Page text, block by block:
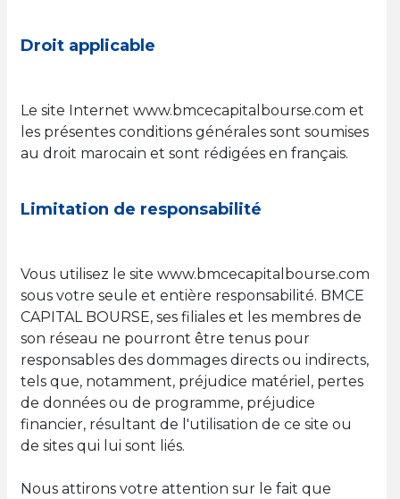
Droit applicable
Le site Internet www.bmcecapitalbourse.com et
les présentes conditions générales sont soumises
au droit marocain et sont rédigées en français.
Limitation de responsabilité
Vous utilisez le site www.bmcecapitalbourse.com
sous votre seule et entière responsabilité. BMCE
CAPITAL BOURSE, ses filiales et les membres de
son réseau ne pourront être tenus pour
responsables des dommages directs ou indirects,
tels que, notamment, préjudice matériel, pertes
de données ou de programme, préjudice
financier, résultant de l'utilisation de ce site ou
de sites qui lui sont liés.
Nous attirons votre attention sur le fait que